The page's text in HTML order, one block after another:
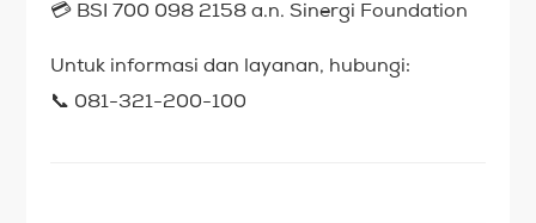
💳 BSI 700 098 2158 a.n. Sinergi Foundation
Untuk informasi dan layanan, hubungi:
📞 081-321-200-100